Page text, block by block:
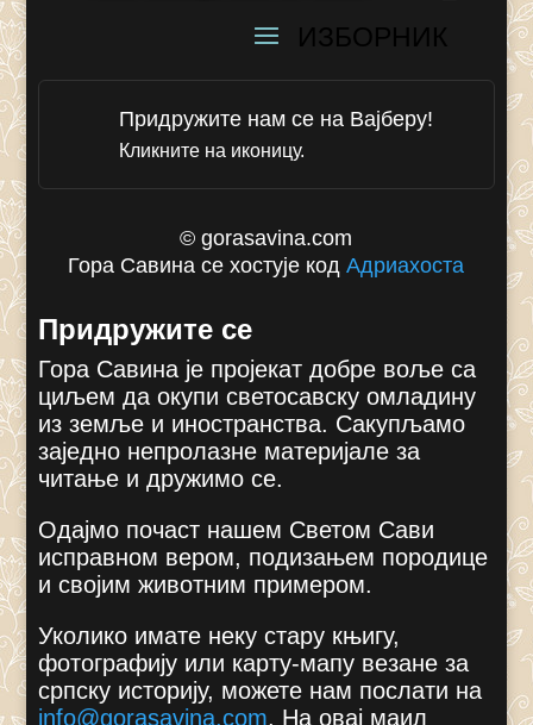
Придружите нам се на Вајберу!
Кликните на иконицу.
© gorasavina.com
Гора Савина се хостује кодАдриахоста
Придружите се
Гора Савина је пројекат добре воље са
циљем да окупи светосавску омладину
из земље и иностранства. Сакупљамо
заједно непролазне материјале за
читање и дружимо се.
Одајмо почаст нашем Светом Сави
исправном вером, подизањем породице
и својим животним примером.
Уколико имате неку стару књигу,
фотографију или карту-мапу везане за
српску историју, можете нам послати на
info@gorasavina.com. На овај маил